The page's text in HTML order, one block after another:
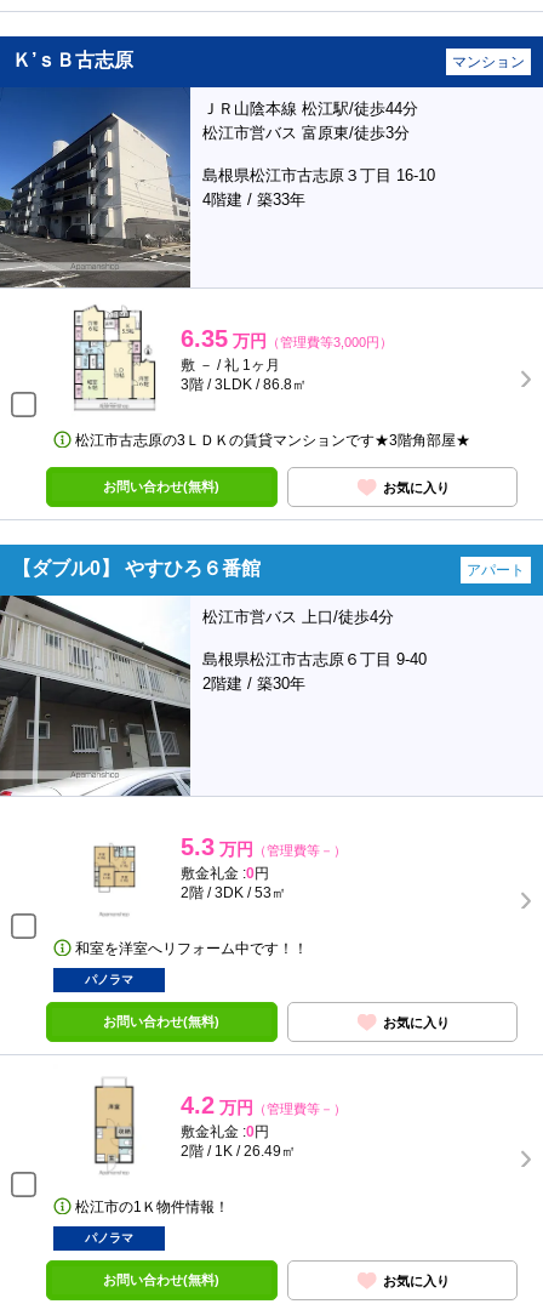
Ｋ’ｓＢ古志原 マンション
ＪＲ山陰本線 松江駅/徒歩44分
松江市営バス 富原東/徒歩3分
島根県松江市古志原３丁目 16-10
4階建 / 築33年
6.35 万円 （管理費等3,000円）
敷 － / 礼 1ヶ月
3階 / 3LDK / 86.8㎡
松江市古志原の3ＬＤＫの賃貸マンションです★3階角部屋★
お問い合わせ(無料) お気に入り
【ダブル0】 やすひろ６番館 アパート
松江市営バス 上口/徒歩4分
島根県松江市古志原６丁目 9-40
2階建 / 築30年
5.3 万円 （管理費等－）
敷金礼金 :0円
2階 / 3DK / 53㎡
和室を洋室へリフォーム中です！！
パノラマ
お問い合わせ(無料) お気に入り
4.2 万円 （管理費等－）
敷金礼金 :0円
2階 / 1K / 26.49㎡
松江市の1Ｋ物件情報！
パノラマ
お問い合わせ(無料) お気に入り